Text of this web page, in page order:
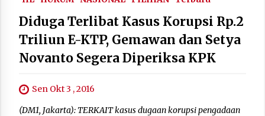
Diduga Terlibat Kasus Korupsi Rp.2
Triliun E-KTP, Gemawan dan Setya
Novanto Segera Diperiksa KPK
Sen Okt 3 , 2016
(DM1, Jakarta): TERKAIT kasus dugaan korupsi pengadaan